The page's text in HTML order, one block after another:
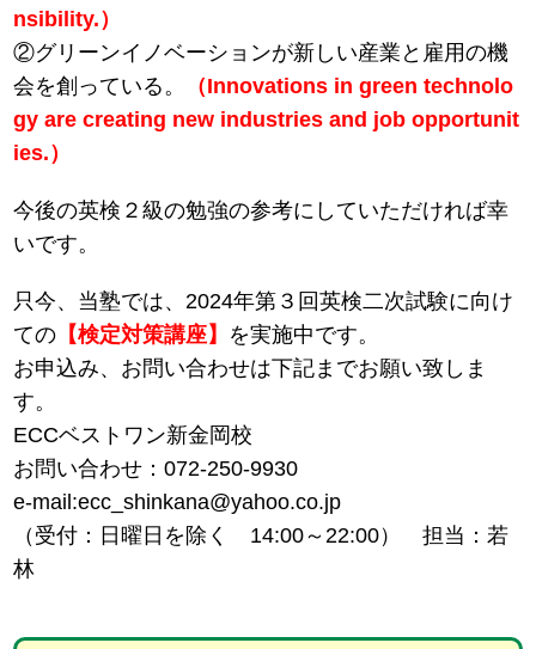
nsibility.）
②グリーンイノベーションが新しい産業と雇用の機
会を創っている。
（Innovations in green technolo
gy are creating new industries and job opportunit
ies.）
今後の英検２級の勉強の参考にしていただければ幸
いです。
只今、当塾では、2024年第３回英検二次試験に向け
ての 【検定対策講座】 を実施中です。
お申込み、お問い合わせは下記までお願い致しま
す。
ECCベストワン新金岡校
お問い合わせ：072-250-9930
e-mail:ecc_shinkana@yahoo.co.jp
（受付：日曜日を除く 14:00～22:00） 担当：若
林